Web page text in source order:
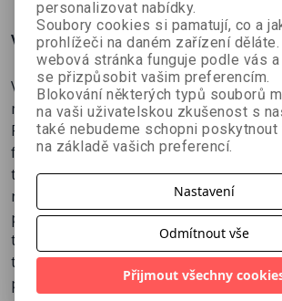
Více o knize
Vytvořte si portrét svého oblíbeného
milovaného mazlíčka.
Portrét patří mezi nejoblíbenější
fotografování představuje malování a
tradiční způsob, jak zachytit něčí
na věky. V knize Naučte se malovat a
podle fotografií vám tři autorky
techniky malování a kreslení portrétů –
technikou suchého štětce a stírací
pastelkami. Pomocí detailních návodů
personalizovat nabídky.
Soubory cookies si pamatují, co a
prohlížeči na daném zařízení
webová stránka funguje podle vás
se přizpůsobit vašim preferencím.
Blokování některých typů souborů
na vaši uživatelskou zkušenost s
také nebudeme schopni poskytnout
na základě vašich preferencí.
Nastavení
Odmítnout vše
Přijmout všechny